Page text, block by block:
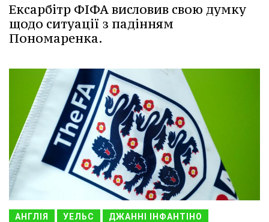
Ексарбітр ФІФА висловив свою думку
щодо ситуації з падінням
Пономаренка.
АНГЛІЯ УЕЛЬС ДЖАННІ ІНФАНТІНО